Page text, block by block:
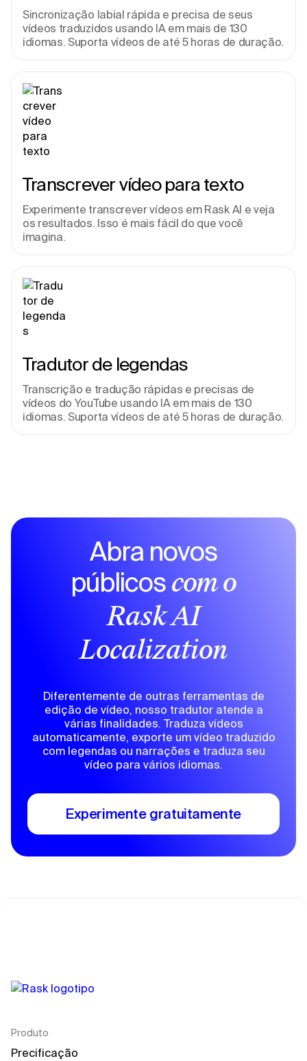
Sincronização labial rápida e precisa de seus
vídeos traduzidos usando IA em mais de 130
idiomas. Suporta vídeos de até 5 horas de duração.
Transcrever vídeo para texto
Experimente transcrever vídeos em Rask AI e veja
os resultados. Isso é mais fácil do que você
imagina.
Tradutor de legendas
Transcrição e tradução rápidas e precisas de
vídeos do YouTube usando IA em mais de 130
idiomas. Suporta vídeos de até 5 horas de duração.
Abra novos
públicos com o
Rask AI
Localization
Diferentemente de outras ferramentas de
edição de vídeo, nosso tradutor atende a
várias finalidades. Traduza vídeos
automaticamente, exporte um vídeo traduzido
com legendas ou narrações e traduza seu
vídeo para vários idiomas.
Experimente gratuitamente
Produto
Precificação